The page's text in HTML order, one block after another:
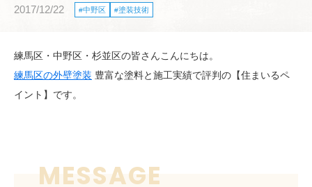
2017/12/22 中野区 塗装技術
練馬区・中野区・杉並区の皆さんこんにちは。
練馬区の外壁塗装 豊富な塗料と施工実績で評判の【住まいるペ
イント】です。